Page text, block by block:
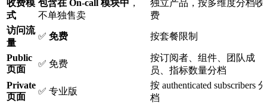
收费模
式
包含在 On-call 模块中 ，
不单独售卖
独立产品，按多维度分档收
费
访问流
量
✅ 免费 按套餐限制
Public
页面
✅ 免费
按订阅者、组件、团队成
员、指标数量分档
Private
页面
✅ 专业版
按 authenticated subscribers 分
档